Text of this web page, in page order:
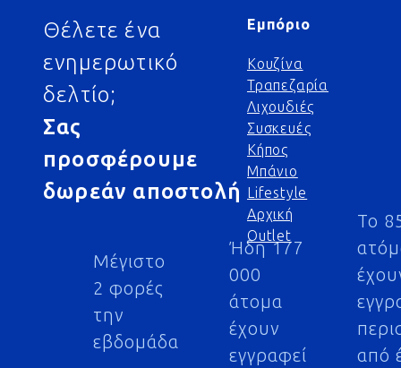
Θέλετε ένα
ενημερωτικό
δελτίο;
Σας
προσφέρουμε
δωρεάν αποστολή
Μέγιστο
2 φορές
την
εβδομάδα
Ήδη 177
000
άτομα
έχουν
εγγραφεί
Το
από
Εμπόριο
Κουζίνα
Τραπεζαρία
Λιχουδιές
Συσκευές
Κήπος
Μπάνιο
Lifestyle
Αρχική
Outlet